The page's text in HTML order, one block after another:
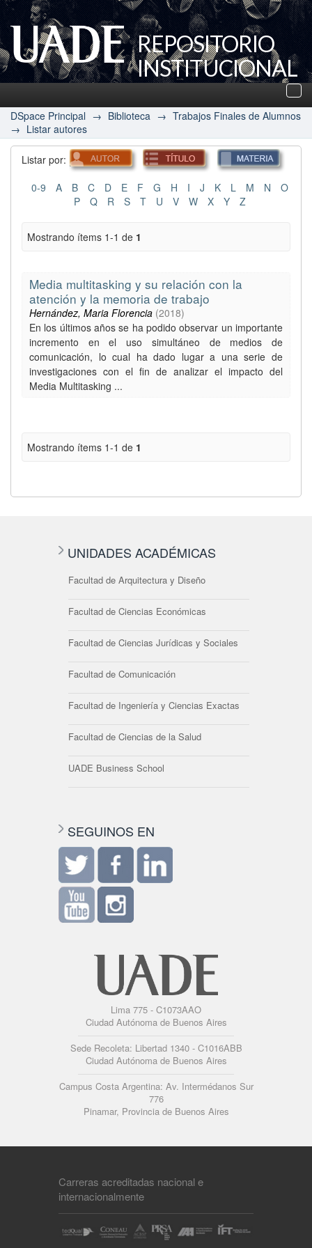
REPOSITORIO
INSTITUCIONAL
UADE
DSpace Principal → Biblioteca → Trabajos Finales de Alumnos
→ Listar autores
Listar por:
0-9 A B C D E F G H I J K L M N
O
P
Q R S T U V W X Y Z
Mostrando ítems 1-1 de 1
Media multitasking y su relación con la
atención y la memoria de trabajo
Hernández, Maria Florencia (2018)
En los últimos años se ha podido observar un importante
incremento en el uso simultáneo de medios de
comunicación, lo cual ha dado lugar a una serie de
investigaciones con el fin de analizar el impacto del
Media Multitasking ...
Mostrando ítems 1-1 de 1
UNIDADES ACADÉMICAS
Facultad de Arquitectura y Diseño
Facultad de Ciencias Económicas
Facultad de Ciencias Jurídicas y Sociales
Facultad de Comunicación
Facultad de Ingeniería y Ciencias Exactas
Facultad de Ciencias de la Salud
UADE Business School
SEGUINOS EN
Lima 775 - C1073AAO
Ciudad Autónoma de Buenos Aires
Sede Recoleta: Libertad 1340 - C1016ABB
Ciudad Autónoma de Buenos Aires
Campus Costa Argentina: Av. Intermédanos Sur
776
Pinamar, Provincia de Buenos Aires
Carreras acreditadas nacional e
internacionalmente